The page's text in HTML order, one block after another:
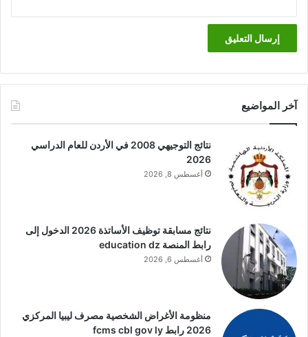
آخر المواضيع
نتائج التوجيهي 2008 في الأردن للعام الدراسي
2026
أغسطس 8, 2026
نتائج مسابقة توظيف الأساتذة 2026 الدخول إلى
رابط المنصة education dz
أغسطس 6, 2026
منظومة الأغراض الشخصية مصرف ليبيا المركزي
2026 رابط fcms cbl gov ly